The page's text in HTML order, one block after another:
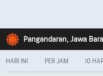
Pangandaran, Jawa
HARI INI PER JAM 10